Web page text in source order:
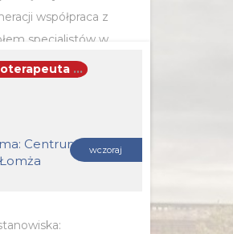
współpraca z
specjalistów w
wspólnej platformy...
Psychoterapeuta / Psychoterapeutka
Łomża
wczoraj